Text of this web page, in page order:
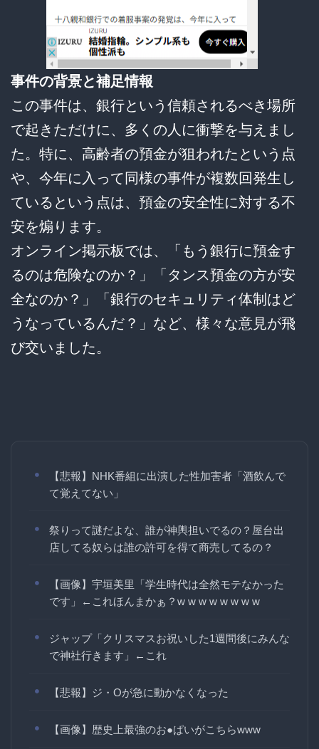
事件の背景と補足情報
この事件は、銀行という信頼されるべき場所
で起きただけに、多くの人に衝撃を与えまし
た。特に、高齢者の預金が狙われたという点
や、今年に入って同様の事件が複数回発生し
ているという点は、預金の安全性に対する不
安を煽ります。
オンライン掲示板では、「もう銀行に預金す
るのは危険なのか？」「タンス預金の方が安
全なのか？」「銀行のセキュリティ体制はど
うなっているんだ？」など、様々な意見が飛
び交いました。
【悲報】NHK番組に出演した性加害者「酒飲んで
て覚えてない」
祭りって謎だよな、誰が神輿担いでるの？屋台出
店してる奴らは誰の許可を得て商売してるの？
【画像】宇垣美里「学生時代は全然モテなかった
です」←これほんまかぁ？w w w w w w w w
ジャップ「クリスマスお祝いした1週間後にみんな
で神社行きます」←これ
【悲報】ジ・Oが急に動かなくなった
【画像】歴史上最強のお●ぱいがこちらwww